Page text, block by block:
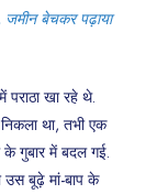
बेचकर पढ़ाया
खा रहे थे.
था, तभी एक
गुबार में बदल गई.
उस बूढ़े मां-बाप के